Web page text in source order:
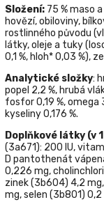
Složení: 75 % maso
hovězí, obiloviny,
rostlinného původu
látky, oleje a tuky
0,1 %, hloh* 0,03 %),
Analytické složky:
popel 2,2 %, hrubá
fosfor 0,19 %,
kyseliny 0,176 %.
Doplňkové látky (v
(3а671): 200 IU,
D pantothenát
0,226 mg,
zinek (3b604) 4,2
mg, selen (3b801) 0,2